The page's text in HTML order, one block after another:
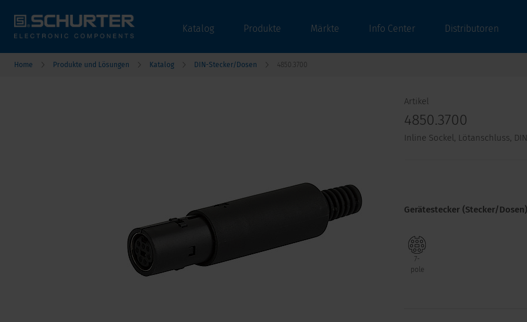
Katalog Produkte Märkte Info Center Distributoren
Home Produkte und Lösungen Katalog DIN-Stecker/Dosen 4850.3700
Artikel
4850.3700
Inline Sockel, Lötanschluss,
Gerätestecker (Stecker/Dosen)
7-
pole